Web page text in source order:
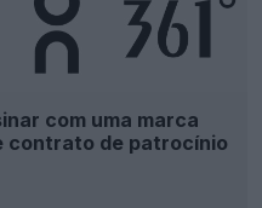
com uma marca
contrato de patrocínio